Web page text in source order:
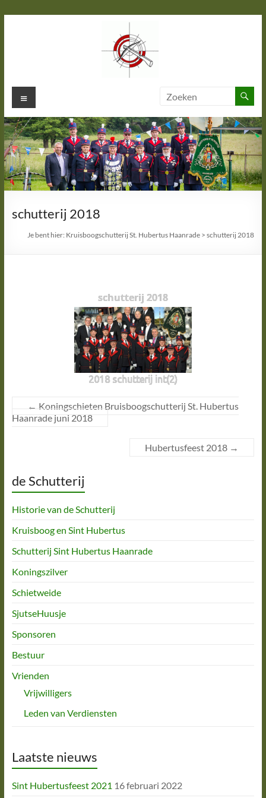
Kruisboogschutterij St. Hubertus
Haanrade
Menu
schutterij 2018
Je bent hier: Kruisboogschutterij St. Hubertus Haanrade >schutterij 2018
schutterij 2018
2018 schutterij int(2)
← Koningschieten Bruisboogschutterij St. Hubertus
Haanrade juni 2018
Hubertusfeest 2018 →
de Schutterij
Historie van de Schutterij
Kruisboog en Sint Hubertus
Schutterij Sint Hubertus Haanrade
Koningszilver
Schietweide
SjutseHuusje
Sponsoren
Bestuur
Vrienden
Vrijwilligers
Leden van Verdiensten
Laatste nieuws
Sint Hubertusfeest 2021 16 februari 2022